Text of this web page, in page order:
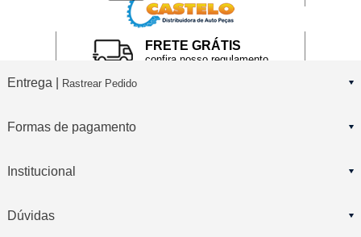
FRETE GRÁTIS
confira nosso regulamento
Entrega | Rastrear Pedido
Formas de pagamento
Institucional
Dúvidas